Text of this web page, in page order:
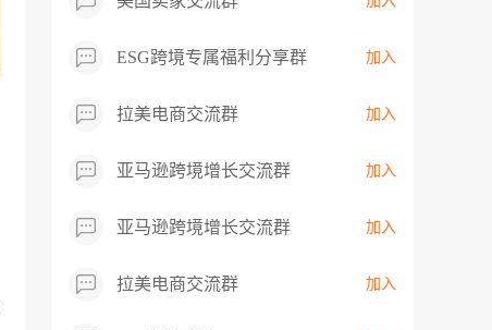
ESG跨境专属福利分享群 加入
拉美电商交流群 加入
亚马逊跨境增长交流群 加入
亚马逊跨境增长交流群 加入
拉美电商交流群 加入